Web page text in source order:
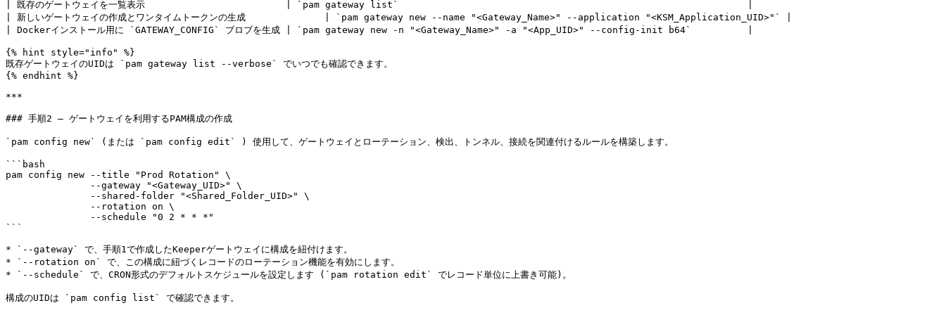
| 既存のゲートウェイを一覧表示                         | `pam gateway list`                                                              |
| 新しいゲートウェイの作成とワンタイムトークンの生成              | `pam gateway new --name "<Gateway_Name>" --application "<KSM_Application_UID>"` |
| Dockerインストール用に `GATEWAY_CONFIG` ブロブを生成 | `pam gateway new -n "<Gateway_Name>" -a "<App_UID>" --config-init b64`          |
{% hint style="info" %}
既存ゲートウェイのUIDは `pam gateway list --verbose` でいつでも確認できます。
{% endhint %}
***
### 手順2 – ゲートウェイを利用するPAM構成の作成
`pam config new` (または `pam config edit` ) 使用して、ゲートウェイとローテーション、検出、トンネル、接続を関連付けるルールを構築します。
```bash
pam config new --title "Prod Rotation" \
```
* `--gateway` で、手順1で作成したKeeperゲートウェイに構成を紐付けます。
* `--rotation on` で、この構成に紐づくレコードのローテーション機能を有効にします。
* `--schedule` で、CRON形式のデフォルトスケジュールを設定します (`pam rotation edit` でレコード単位に上書き可能)。
構成のUIDは `pam config list` で確認できます。